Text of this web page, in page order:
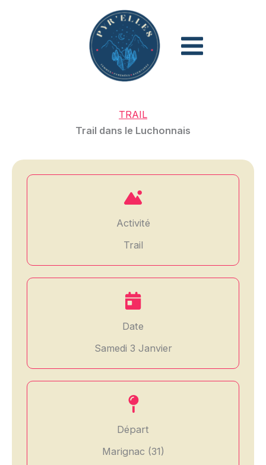
TRAIL
Trail dans le Luchonnais
Activité
Trail
Date
Samedi 3 Janvier
Départ
Marignac (31)